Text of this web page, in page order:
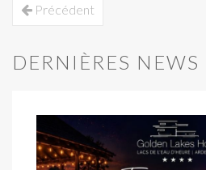
Précédent
DERNIÈRES NEWS